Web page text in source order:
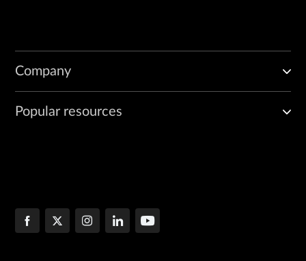
Company
Popular resources